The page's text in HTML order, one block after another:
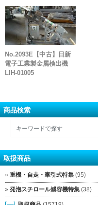
No.2093E【中古】日新
電子工業製金属検出機
LIH-01005
商品検索
取扱商品
重機・自走・牽引式特集 (95)
発泡スチロール減容機特集 (38)